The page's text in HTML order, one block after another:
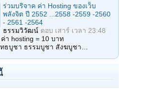
ร่วมบริจาค ค่า Hosting ของเว็บ
พลังจิต ปี 2552 ...2558 -2559 -2560
- 2561 -2564
ธรรมวิวัฒน์ ตอบ เสาร์ เวลา 23:48
า hosting = 10 บาท
ธบูชา ธรรมบูชา สังฆบูชา…